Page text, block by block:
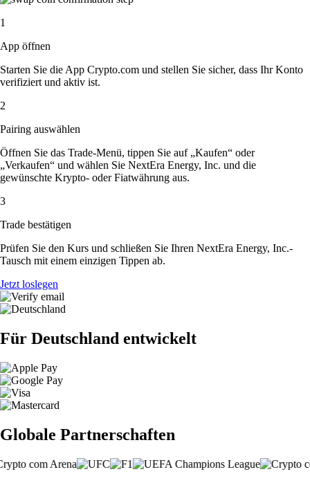
1
App öffnen
Starten Sie die App Crypto.com und stellen Sie sicher, dass Ihr Konto
verifiziert und aktiv ist.
2
Pairing auswählen
Öffnen Sie das Trade-Menü, tippen Sie auf „Kaufen“ oder
„Verkaufen“ und wählen Sie NextEra Energy, Inc. und die
gewünschte Krypto- oder Fiatwährung aus.
3
Trade bestätigen
Prüfen Sie den Kurs und schließen Sie Ihren NextEra Energy, Inc.-
Tausch mit einem einzigen Tippen ab.
Jetzt loslegen
Für Deutschland entwickelt
Globale Partnerschaften